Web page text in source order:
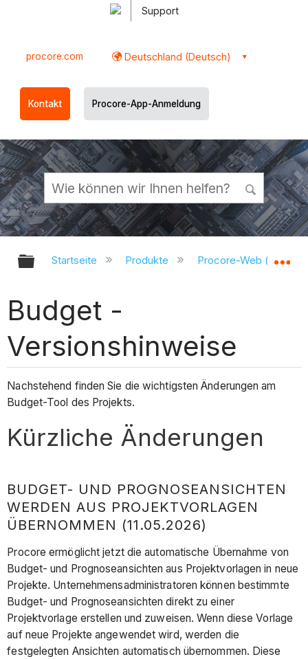
Support
procore.com Deutschland (Deutsch)
Kontakt Procore-App-Anmeldung
Globale Hierarchie auf- und
Startseite Produkte Procore-Web
Budget -
Versionshinweise
Nachstehend finden Sie die wichtigsten Änderungen am
Budget-Tool des Projekts.
Kürzliche Änderungen
BUDGET- UND PROGNOSEANSICHTEN
WERDEN AUS PROJEKTVORLAGEN
ÜBERNOMMEN (11.05.2026)
Procore ermöglicht jetzt die automatische Übernahme von
Budget- und Prognoseansichten aus Projektvorlagen in neue
Projekte. Unternehmensadministratoren können bestimmte
Budget- und Prognoseansichten direkt zu einer
Projektvorlage erstellen und zuweisen. Wenn diese Vorlage
auf neue Projekte angewendet wird, werden die
festgelegten Ansichten automatisch übernommen. Diese